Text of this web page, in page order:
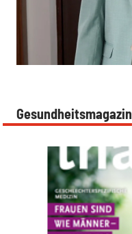
Gesundheitsmagazin